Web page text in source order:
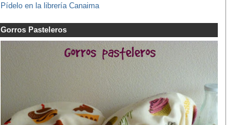
Pídelo en la librería Canaima
Gorros Pasteleros